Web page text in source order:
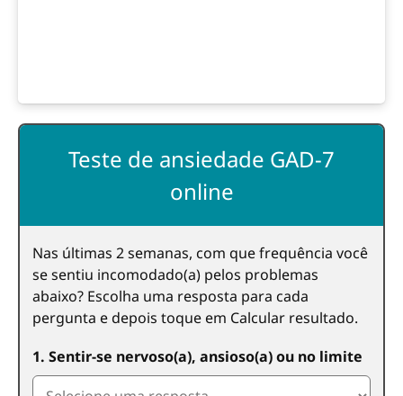
Teste de ansiedade GAD-7
online
Nas últimas 2 semanas, com que frequência você
se sentiu incomodado(a) pelos problemas
abaixo? Escolha uma resposta para cada
pergunta e depois toque em Calcular resultado.
1. Sentir-se nervoso(a), ansioso(a) ou no limite